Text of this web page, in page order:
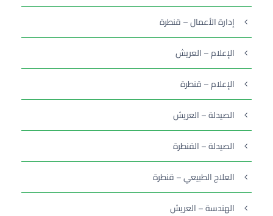
إدارة الأعمال – قنطرة
الإعلام – العريش
الإعلام – قنطرة
الصيدلة – العريش
الصيدلة – القنطرة
العلاج الطبيعي – قنطرة
الهندسة – العريش